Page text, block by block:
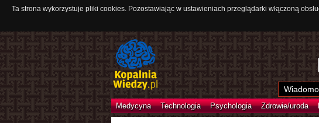
Ta strona wykorzystuje pliki cookies. Pozostawiając w ustawieniach przeglądarki włączoną
Medycyna Technologia Psychologia Zdrowie/uroda